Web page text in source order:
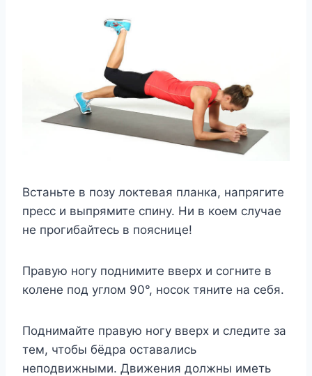
Встаньте в позу локтевая планка, напрягите
пресс и выпрямите спину. Ни в коем случае
не прогибайтесь в пояснице!
Правую ногу поднимите вверх и согните в
колене под углом 90°, носок тяните на себя.
Поднимайте правую ногу вверх и следите за
тем, чтобы бёдра оставались
неподвижными. Движения должны иметь